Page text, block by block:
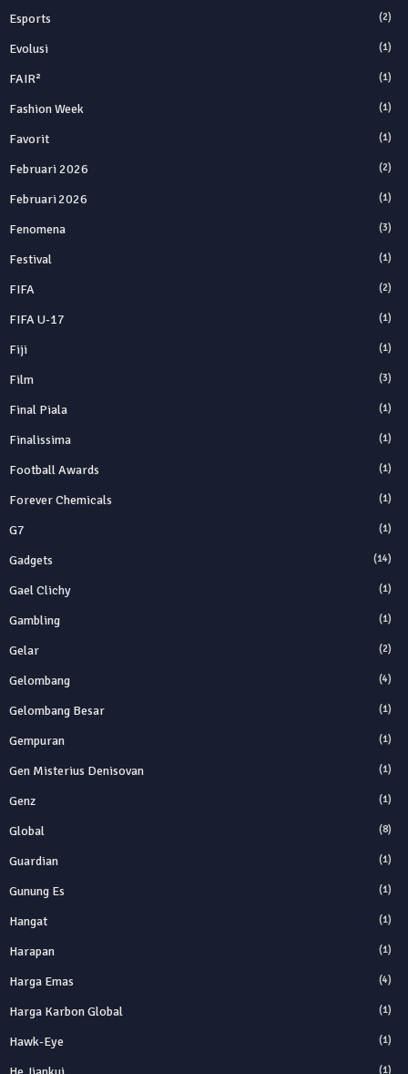
Esports (2)
Evolusi (1)
FAIR² (1)
Fashion Week (1)
Favorit (1)
Februari 2026 (2)
Februari 2026 (1)
Fenomena (3)
Festival (1)
FIFA (2)
FIFA U-17 (1)
Fiji (1)
Film (3)
Final Piala (1)
Finalissima (1)
Football Awards (1)
Forever Chemicals (1)
G7 (1)
Gadgets (14)
Gael Clichy (1)
Gambling (1)
Gelar (2)
Gelombang (4)
Gelombang Besar (1)
Gempuran (1)
Gen Misterius Denisovan (1)
Genz (1)
Global (8)
Guardian (1)
Gunung Es (1)
Hangat (1)
Harapan (1)
Harga Emas (4)
Harga Karbon Global (1)
Hawk-Eye (1)
(1)